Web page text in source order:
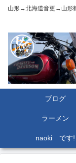
山形→北海道音更→山形
ブログ
ラーメン
naoki です!